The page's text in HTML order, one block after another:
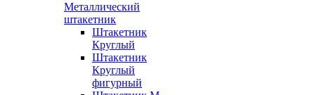
Металлический
штакетник
Штакетник
Круглый
Штакетник
Круглый
фигурный